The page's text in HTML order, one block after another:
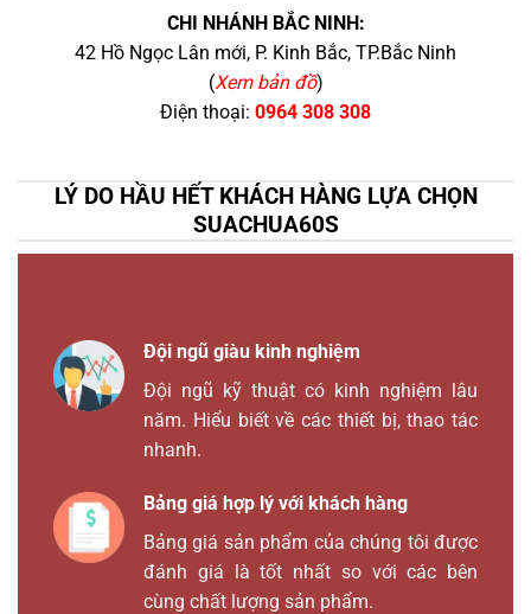
CHI NHÁNH BẮC NINH:
42 Hồ Ngọc Lân mới, P. Kinh Bắc, TP.Bắc Ninh
(Xem bản đồ)
Điện thoại: 0964 308 308
LÝ DO HẦU HẾT KHÁCH HÀNG LỰA CHỌN
SUACHUA60S
Đội ngũ giàu kinh nghiệm
Đội ngũ kỹ thuật có kinh nghiệm lâu
năm. Hiểu biết về các thiết bị, thao tác
nhanh.
Bảng giá hợp lý với khách hàng
Bảng giá sản phẩm của chúng tôi được
đánh giá là tốt nhất so với các bên
cùng chất lượng sản phẩm.